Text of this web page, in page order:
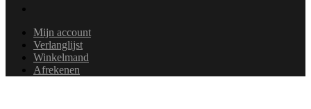
Mijn account
Verlanglijst
Winkelmand
Afrekenen